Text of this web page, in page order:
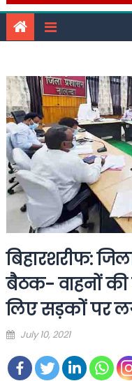
बिहारशरीफ:
बैठक- वाहनों की
लिए सड़कों पर
Posted
July 10, 2021